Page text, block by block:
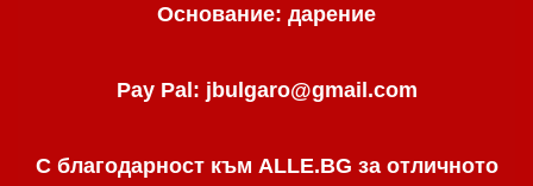
Основание: дарение
Pay Pal: jbulgaro@gmail.com
С благодарност към ALLE.BG за отличното